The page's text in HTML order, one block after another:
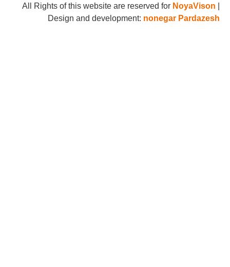
All Rights of this website are reserved for NoyaVison
Design and development: nonegar Pardazesh